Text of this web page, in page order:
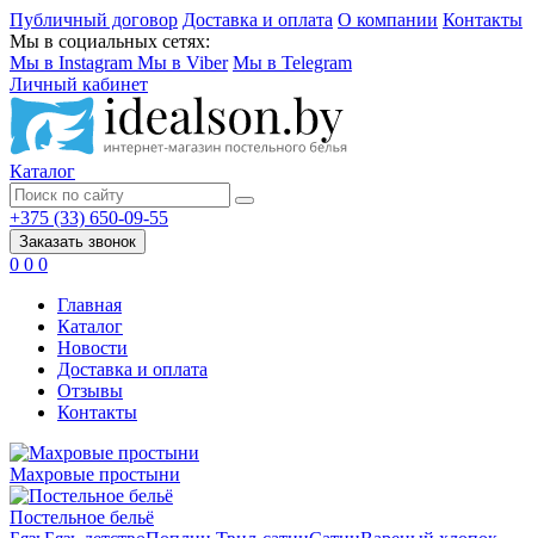
Публичный договор Доставка и оплата О компании Контакты
Мы в социальных сетях:
Мы в Instagram Мы в Viber Мы в Telegram
Личный кабинет
Каталог
+375 (33) 650-09-55
Заказать звонок
0 0 0
Главная
Каталог
Новости
Доставка и оплата
Отзывы
Контакты
Махровые простыни
Постельное бельё